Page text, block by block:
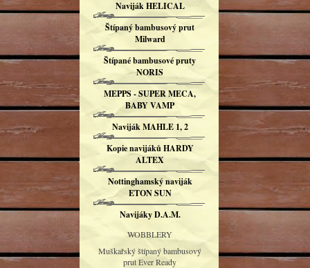
Naviják HELICAL
Štípaný bambusový prut
Milward
Štípané bambusové pruty
NORIS
MEPPS - SUPER MECA,
BABY VAMP
Naviják MAHLE 1, 2
Kopie navijáků HARDY
ALTEX
Nottinghamský naviják
ETON SUN
Navijáky D.A.M.
WOBBLERY
Muškařský štípaný bambusový
prut Ever Ready